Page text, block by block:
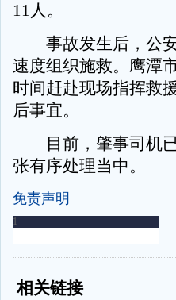
11人。
事故发生后，公安
速度组织施救。鹰潭
时间赶赴现场指挥救
后事宜。
目前，肇事司机已
张有序处理当中。
免责声明
-
相关链接